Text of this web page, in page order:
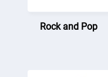
Rock and Pop